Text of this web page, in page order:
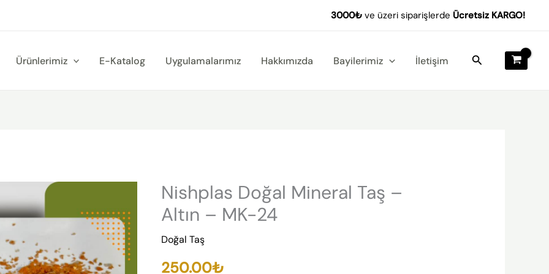
3000₺ ve üzeri siparişlerde Ücretsiz KARGO!
Ürünlerimiz E-Katalog Uygulamalarımız Hakkımızda Bayilerimiz İletişim Arama
Nishplas Doğal Mineral Taş –
Altın – MK-24
Doğal Taş
250.00₺
Nishplas
Doğal
Taş
-
Taş